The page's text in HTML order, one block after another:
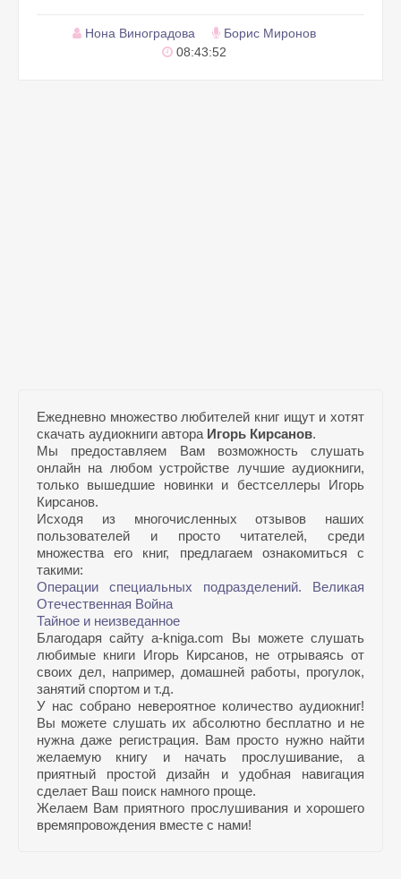
Нона Виноградова
Борис Миронов
08:43:52
Ежедневно множество любителей книг ищут и хотят
скачать аудиокниги автора Игорь Кирсанов.
Мы предоставляем Вам возможность слушать
онлайн на любом устройстве лучшие аудиокниги,
только вышедшие новинки и бестселлеры Игорь
Кирсанов.
Исходя из многочисленных отзывов наших
пользователей и просто читателей, среди
множества его книг, предлагаем ознакомиться с
такими:
Операции специальных подразделений. Великая
Отечественная Война
Тайное и неизведанное
Благодаря сайту a-kniga.com Вы можете слушать
любимые книги Игорь Кирсанов, не отрываясь от
своих дел, например, домашней работы, прогулок,
занятий спортом и т.д.
У нас собрано невероятное количество аудиокниг!
Вы можете слушать их абсолютно бесплатно и не
нужна даже регистрация. Вам просто нужно найти
желаемую книгу и начать прослушивание, а
приятный простой дизайн и удобная навигация
сделает Ваш поиск намного проще.
Желаем Вам приятного прослушивания и хорошего
времяпровождения вместе с нами!